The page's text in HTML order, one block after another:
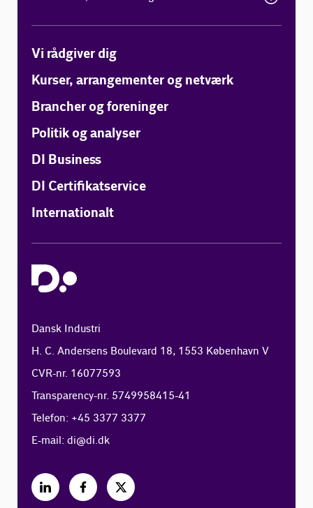
Vi rådgiver dig
Kurser, arrangementer og netværk
Brancher og foreninger
Politik og analyser
DI Business
DI Certifikatservice
Internationalt
Dansk Industri
H. C. Andersens Boulevard 18, 1553 København V
CVR-nr. 16077593
Transparency-nr. 5749958415-41
Telefon: +45 3377 3377
E-mail:di@di.dk